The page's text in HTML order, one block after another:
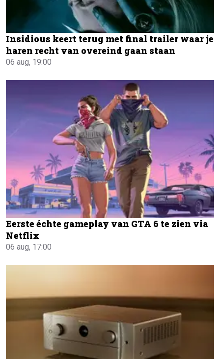
Insidious keert terug met final trailer waar je
haren recht van overeind gaan staan
06 aug, 19:00
Eerste échte gameplay van GTA 6 te zien via
Netflix
06 aug, 17:00